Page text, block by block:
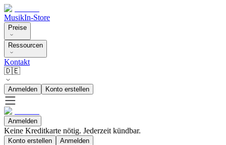
MusikIn-Store
Preise
Ressourcen
Kontakt
🇩🇪
Anmelden Konto erstellen
Anmelden
Keine Kreditkarte nötig. Jederzeit kündbar.
Konto erstellen Anmelden